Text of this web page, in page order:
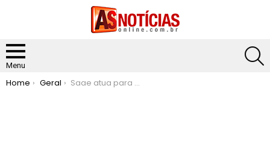
Menu
You are here:
Home Geral Saae atua para restabelecer abastecimento após rompimento de adutora